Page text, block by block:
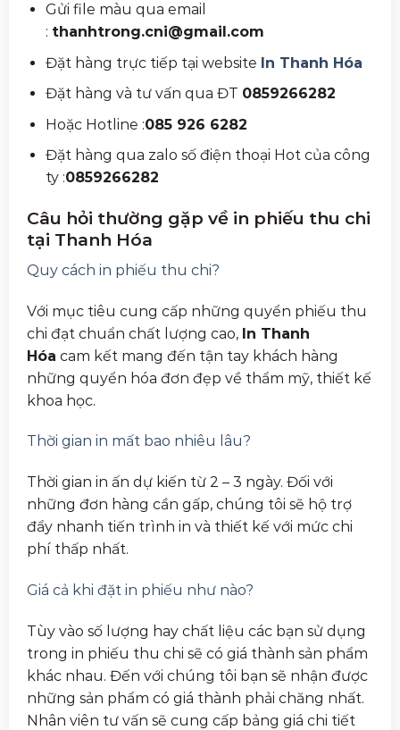
Gửi file màu qua email
: thanhtrong.cni@gmail.com
Đặt hàng trực tiếp tại website In Thanh Hóa
Đặt hàng và tư vấn qua ĐT 0859266282
Hoặc Hotline :085 926 6282
Đặt hàng qua zalo số điện thoại Hot của công
ty :0859266282
Câu hỏi thường gặp về in phiếu thu chi
tại Thanh Hóa
Quy cách in phiếu thu chi?
Với mục tiêu cung cấp những quyển phiếu thu
chi đạt chuẩn chất lượng cao, In Thanh
Hóa cam kết mang đến tận tay khách hàng
những quyển hóa đơn đẹp về thẩm mỹ, thiết kế
khoa học.
Thời gian in mất bao nhiêu lâu?
Thời gian in ấn dự kiến từ 2 – 3 ngày. Đối với
những đơn hàng cần gấp, chúng tôi sẽ hộ trợ
đẩy nhanh tiến trình in và thiết kế với mức chi
phí thấp nhất.
Giá cả khi đặt in phiếu như nào?
Tùy vào số lượng hay chất liệu các bạn sử dụng
trong in phiếu thu chi sẽ có giá thành sản phẩm
khác nhau. Đến với chúng tôi bạn sẽ nhận được
những sản phẩm có giá thành phải chăng nhất.
Nhân viên tư vấn sẽ cung cấp bảng giá chi tiết